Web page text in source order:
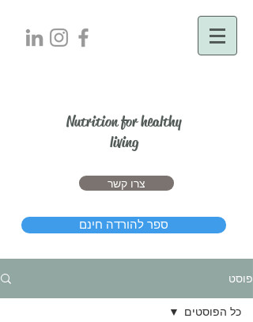
Nutrition for healthy
living
צרו קשר
ספר להורדה חינם
פוסט
כל הפוסטים